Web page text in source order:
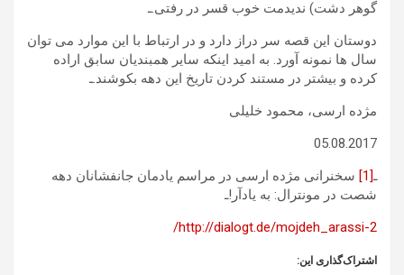
گوهر دشت) ندیدمت خوب قسر در رفتی.ـ
دوستان این قصه سر دراز دارد و در ارتباط با این موارد می توان
سال ها نمونه آورد. به امید اینکه سایر همبندیان سابق اراده
کرده و بیشتر در مستند کردن تاریخ این دهه بکوشند.ـ
مژده ارسی، محمود خلیلی
05.08.2017
ـ[1]
سخنرانی مژده ارسی در مراسم یادمان جانفشانان دهه
شصت در مونترال: به یادآر!ـ
http://dialogt.de/mojdeh_arassi-2/
اشتراک‌گذاری این: